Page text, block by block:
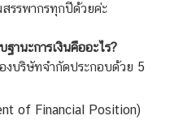
รรพากรทุกปีด้วยค่ะ
ฐานะการเงินคืออะไร?
งบริษัทจำกัดประกอบด้วย 5
of Financial Position)